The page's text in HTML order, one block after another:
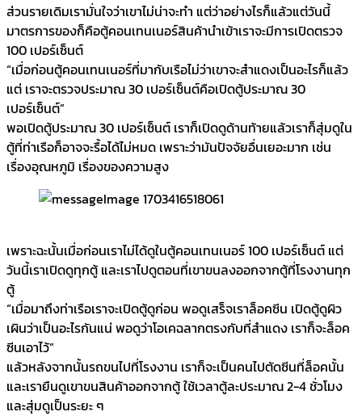
ส่วนรายเดิมเรามั่นใจว่าเขาไม่น่าจะทำ แต่ว่าอย่างไรก็แล้วแต่วันนี้
มาตรการของก็คือตู้คอนเทนเนอร์สินค้านำเข้าเราจะมีการเปิดตรวจ
100 เปอร์เซ็นต์
“เมื่อก่อนตู้คอนเทนเนอร์ที่มากับเรือไม่ว่าเขาจะสำแดงเป็นอะไรก็แล้ว
แต่ เราจะตรวจประมาณ 30 เปอร์เซ็นต์คือเปิดตู้ประมาณ 30
เปอร์เซ็นต์”
พอเปิดตู้ประมาณ 30 เปอร์เซ็นต์ เราก็เปิดดูด้านท้ายแล้วเราก็สุ่มดูใน
ตู้ที่ท่าเรือก็อาจจะรื้อได้ไม่หมด เพราะว่ามันปัจจัยอื่นเยอะมาก เช่น
เรื่องอุณหภูมิ เรื่องของความสูง
เพราะฉะนั้นเมื่อก่อนเราไม่ได้ดูในตู้คอนเทนเนอร์ 100 เปอร์เซ็นต์ แต่
วันนี้เราเปิดดูทุกตู้ และเราไปดูตอนที่เขาขนลงออกจากตู้ที่โรงงานทุก
ตู้
“เมื่อมาถึงท่าเรือเราจะเปิดตู้ดูก่อน พอดูเสร็จเราล็อคซีน เปิดตู้ดูผิว
เผินว่าเป็นอะไรกันแน่ พอดูว่าโอเคฉลากตรงกับที่สำแดง เราก็จะล็อค
ซีนเอาไว้”
แล้วหลังจากนั้นรถขนไปที่โรงงาน เราก็จะเป็นคนไปตัดซีนที่ล็อคนั้น
และเรายืนดูเขาขนสินค้าออกจากตู้ ใช้เวลาตู้ละประมาณ 2-4 ชั่วโมง
และสุ่มดูเป็นระยะ ๆ